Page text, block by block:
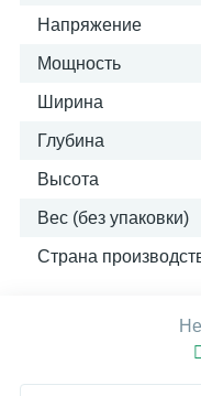
Напряжение
Мощность
Ширина
Глубина
Высота
Вес (без упаковки)
Страна